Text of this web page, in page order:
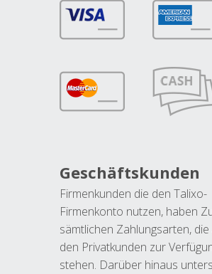
Geschäftskunden
Firmenkunden die den Talixo-
Firmenkonto nutzen, haben
sämtlichen Zahlungsarten, die
den Privatkunden zur
stehen. Darüber hinaus